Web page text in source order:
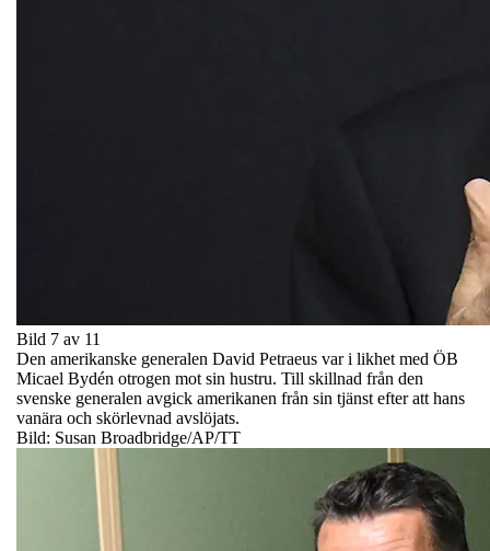
Bild 7 av 11
Den amerikanske generalen David Petraeus var i likhet med ÖB
Micael Bydén otrogen mot sin hustru. Till skillnad från den
svenske generalen avgick amerikanen från sin tjänst efter att hans
vanära och skörlevnad avslöjats.
Bild: Susan Broadbridge/AP/TT